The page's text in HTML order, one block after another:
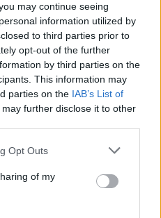
may continue seeing
information utilized by
to third parties prior to
opt-out of the further
by third parties on the
This information may
parties on the IAB’s List of
may further disclose it to other
Opt Outs
of my
– tai pietūs, nors
Galima pamanyti,
kariais Rukloje taip
juokinga“, – svarstė
kad su